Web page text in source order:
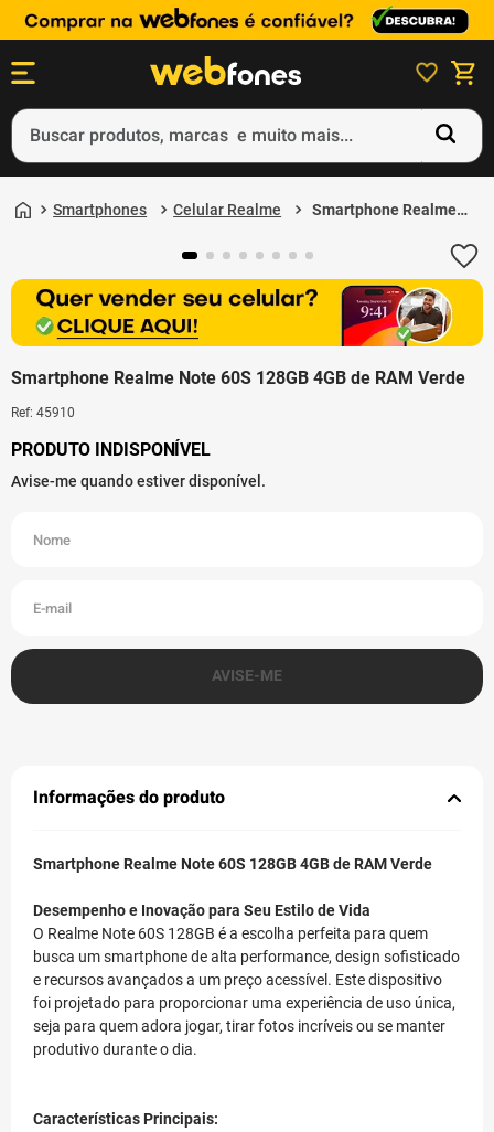
Buscar produtos, marcas e muito mais...
Smartphones Celular Realme
Smartphone Realme
Smartphone Realme Note 60S 128GB 4GB de RAM Verde
Ref: 45910
Informações do produto
Smartphone Realme Note 60S 128GB 4GB de RAM Verde
Desempenho e Inovação para Seu Estilo de Vida
O Realme Note 60S 128GB é a escolha perfeita para quem
busca um smartphone de alta performance, design sofisticado
e recursos avançados a um preço acessível. Este dispositivo
foi projetado para proporcionar uma experiência de uso única,
seja para quem adora jogar, tirar fotos incríveis ou se manter
produtivo durante o dia.
Características Principais:
3º
ps4
4º
smartphone
5º edição limitada 30º aniversário